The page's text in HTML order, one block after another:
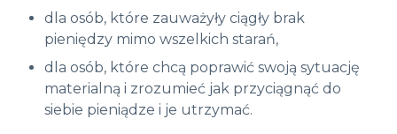
dla osób, które zauważyły ciągły brak
pieniędzy mimo wszelkich starań,
dla osób, które chcą poprawić swoją sytuację
materialną i zrozumieć jak przyciągnąć do
siebie pieniądze i je utrzymać.